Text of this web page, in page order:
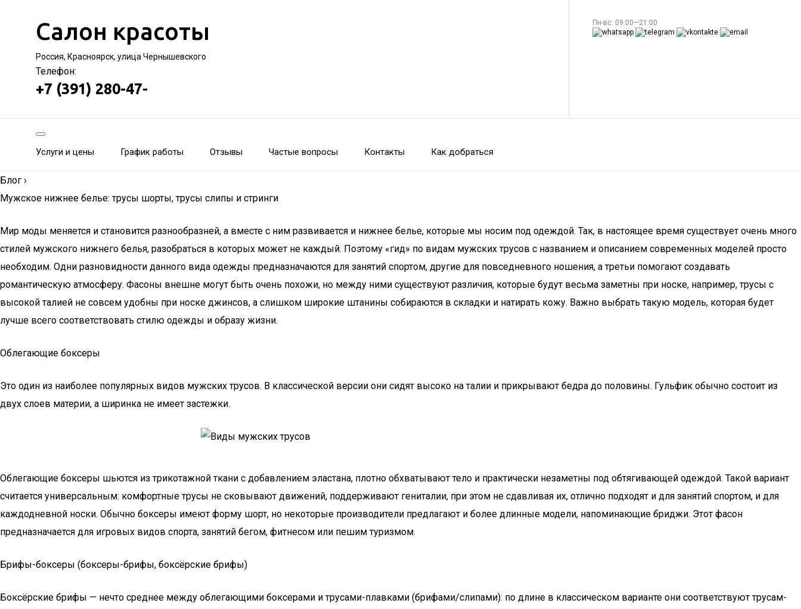
Салон красоты
Россия, Красноярск, улица Чернышевского
Телефон:
+7 (391) 280-47-
Пн-вс: 09:00—21:00
Услуги и цены График работы Отзывы Частые вопросы Контакты Как добраться
Блог ›
Мужское нижнее белье: трусы шорты, трусы слипы и стринги
Мир моды меняется и становится разнообразней, а вместе с ним развивается и нижнее белье, которые мы носим под одеждой. Так, в настоящее время существует очень много
стилей мужского нижнего белья, разобраться в которых может не каждый. Поэтому «гид» по видам мужских трусов с названием и описанием современных моделей просто
необходим. Одни разновидности данного вида одежды предназначаются для занятий спортом, другие для повседневного ношения, а третьи помогают создавать
романтическую атмосферу. Фасоны внешне могут быть очень похожи, но между ними существуют различия, которые будут весьма заметны при носке, например, трусы с
высокой талией не совсем удобны при носке джинсов, а слишком широкие штанины собираются в складки и натирать кожу. Важно выбрать такую модель, которая будет
лучше всего соответствовать стилю одежды и образу жизни.
Облегающие боксеры
Это один из наиболее популярных видов мужских трусов. В классической версии они сидят высоко на талии и прикрывают бедра до половины. Гульфик обычно состоит из
двух слоев материи, а ширинка не имеет застежки.
Облегающие боксеры шьются из трикотажной ткани с добавлением эластана, плотно обхватывают тело и практически незаметны под обтягивающей одеждой. Такой вариант
считается универсальным: комфортные трусы не сковывают движений, поддерживают гениталии, при этом не сдавливая их, отлично подходят и для занятий спортом, и для
каждодневной носки. Обычно боксеры имеют форму шорт, но некоторые производители предлагают и более длинные модели, напоминающие бриджи. Этот фасон
предназначается для игровых видов спорта, занятий бегом, фитнесом или пешим туризмом.
Брифы-боксеры (боксеры-брифы, боксёрские брифы)
Боксёрские брифы — нечто среднее между облегающими боксерами и трусами-плавками (брифами/слипами): по длине в классическом варианте они соответствуют трусам-